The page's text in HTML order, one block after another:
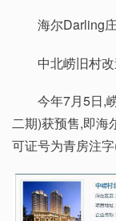
海尔Darling
中北崂旧村
今年7月5日,
二期)获预售,即海
可证号为青房注